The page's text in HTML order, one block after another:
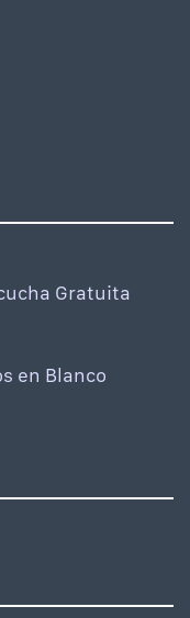
Gratuita
en Blanco